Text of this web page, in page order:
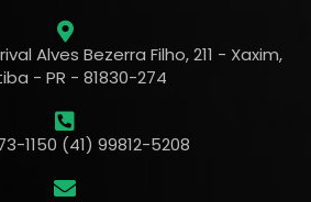
Alves Bezerra Filho, 211 - Xaxim,
- PR - 81830-274
1150 (41) 99812-5208